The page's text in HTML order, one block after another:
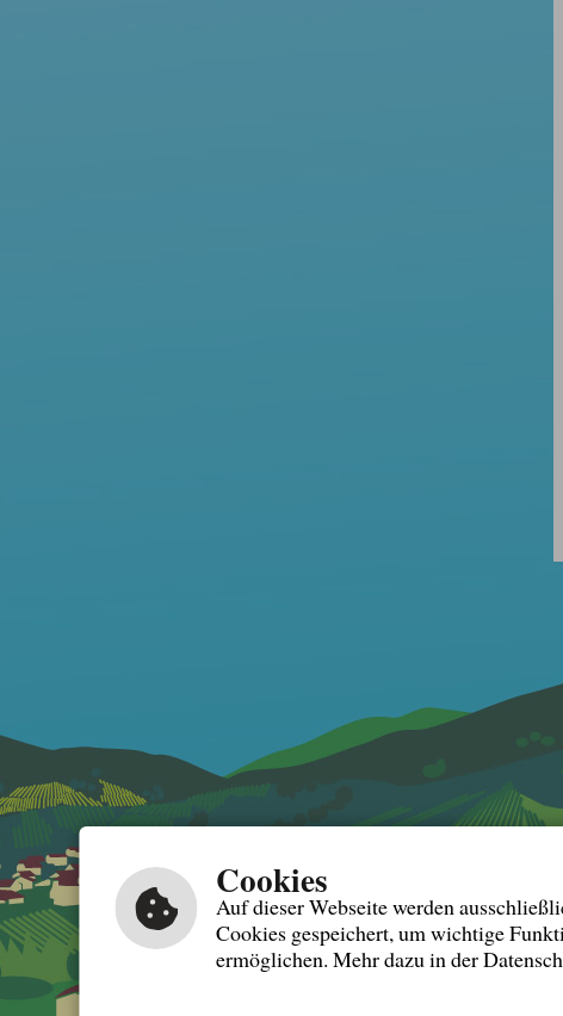
Cookies
Auf dieser Webseite werden
Cookies gespeichert, um wichtige
ermöglichen. Mehr dazu in der